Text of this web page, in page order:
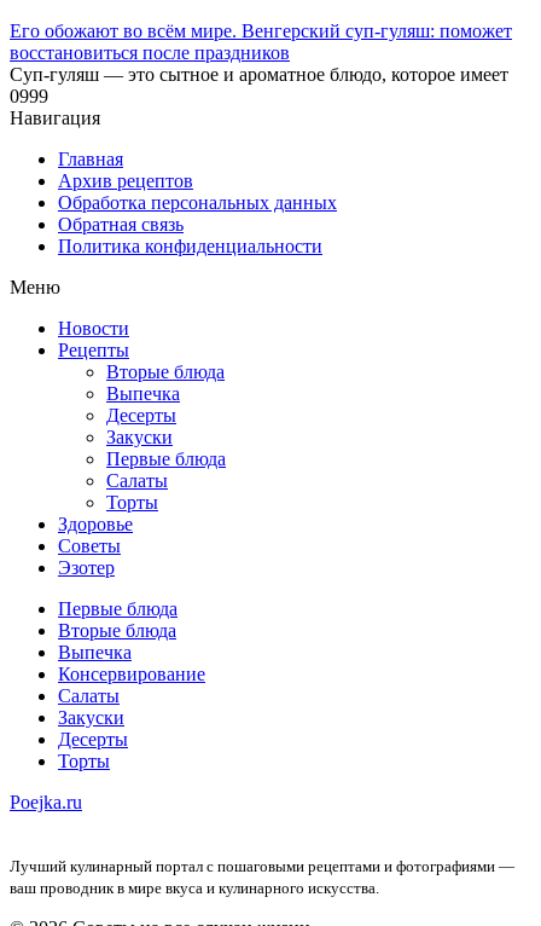
Его обожают во всём мире. Венгерский суп-гуляш: поможет
восстановиться после праздников
Суп-гуляш — это сытное и ароматное блюдо, которое имеет
0999
Навигация
Главная
Архив рецептов
Обработка персональных данных
Обратная связь
Политика конфиденциальности
Меню
Новости
Рецепты
Вторые блюда
Выпечка
Десерты
Закуски
Первые блюда
Салаты
Торты
Здоровье
Советы
Эзотер
Первые блюда
Вторые блюда
Выпечка
Консервирование
Салаты
Закуски
Десерты
Торты
Poejka.ru
Лучший кулинарный портал с пошаговыми рецептами и фотографиями —
ваш проводник в мире вкуса и кулинарного искусства.